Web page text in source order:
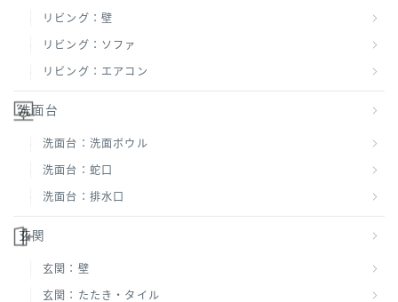
リビング：壁
リビング：ソファ
リビング：エアコン
洗面台
洗面台：洗面ボウル
洗面台：蛇口
洗面台：排水口
玄関
玄関：壁
玄関：たたき・タイル